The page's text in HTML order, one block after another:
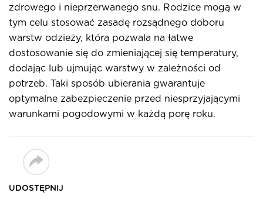
zdrowego i nieprzerwanego snu. Rodzice mogą w
tym celu stosować zasadę rozsądnego doboru
warstw odzieży, która pozwala na łatwe
dostosowanie się do zmieniającej się temperatury,
dodając lub ujmując warstwy w zależności od
potrzeb. Taki sposób ubierania gwarantuje
optymalne zabezpieczenie przed niesprzyjającymi
warunkami pogodowymi w każdą porę roku.
UDOSTĘPNIJ